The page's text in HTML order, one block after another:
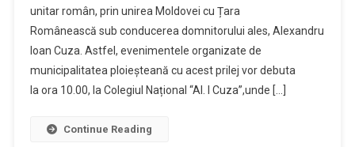
unitar român, prin unirea Moldovei cu Țara
Românească sub conducerea domnitorului ales, Alexandru
Ioan Cuza. Astfel, evenimentele organizate de
municipalitatea ploieșteană cu acest prilej vor debuta
la ora 10.00, la Colegiul Național “Al. I Cuza”,unde […]
Continue Reading